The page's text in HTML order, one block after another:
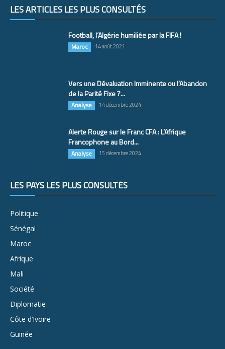
LES ARTICLES LES PLUS CONSULTÉS
Football, l’Algérie humiliée par la FIFA !
Maroc 14 août 2021
Vers une Dévaluation Imminente ou l’Abandon
de la Parité Fixe ?...
Analyse 14 décembre 2024
Alerte Rouge sur le Franc CFA : L’Afrique
Francophone au Bord...
Analyse 15 décembre 2024
LES PAYS LES PLUS CONSULTÉS
Politique
Sénégal
Maroc
Afrique
Mali
Société
Diplomatie
Côte d’Ivoire
Guinée